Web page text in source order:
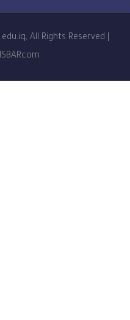
All Rights
website by MISBARcom